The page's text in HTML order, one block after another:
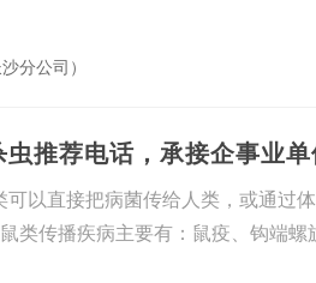
分公司）
接把病菌传给人类，或通过体
类传播疾病主要有：鼠疫、钩端